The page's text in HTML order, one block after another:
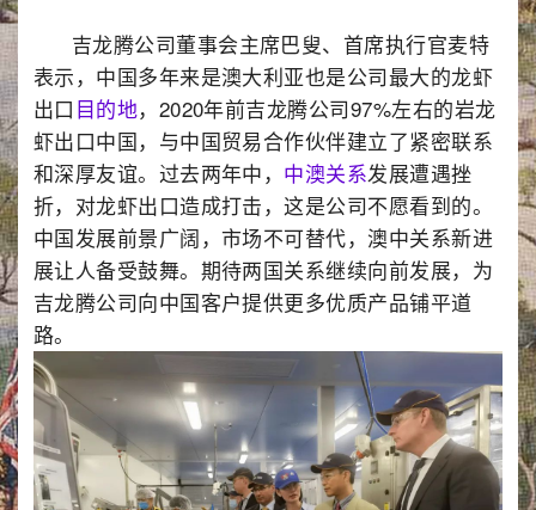
吉龙腾公司董事会主席巴叟、首席执行官麦特
表示，中国多年来是澳大利亚也是公司最大的龙虾
出口 目的地，2020年前吉龙腾公司97%左右的岩龙
虾出口中国，与中国贸易合作伙伴建立了紧密联系
和深厚友谊。过去两年中， 中澳关系发展遭遇挫
折，对龙虾出口造成打击，这是公司不愿看到的。
中国发展前景广阔，市场不可替代，澳中关系新进
展让人备受鼓舞。期待两国关系继续向前发展，为
吉龙腾公司向中国客户提供更多优质产品铺平道
路。